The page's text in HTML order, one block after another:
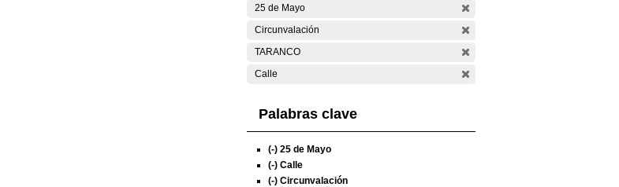
25 de Mayo
Circunvalación
TARANCO
Calle
Palabras clave
(-) 25 de Mayo
(-) Calle
(-) Circunvalación